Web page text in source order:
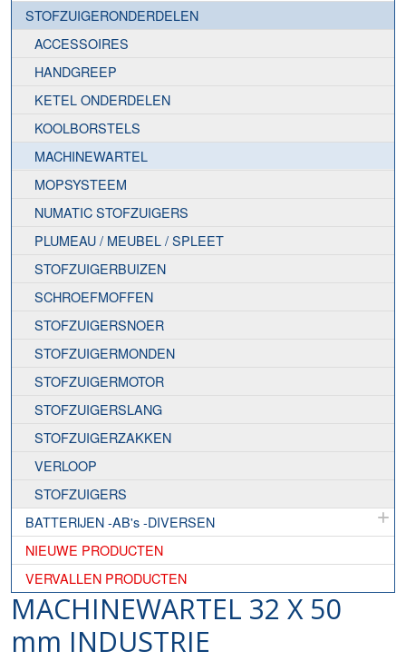
STOFZUIGERONDERDELEN
ACCESSOIRES
HANDGREEP
KETEL ONDERDELEN
KOOLBORSTELS
MACHINEWARTEL
MOPSYSTEEM
NUMATIC STOFZUIGERS
PLUMEAU / MEUBEL / SPLEET
STOFZUIGERBUIZEN
SCHROEFMOFFEN
STOFZUIGERSNOER
STOFZUIGERMONDEN
STOFZUIGERMOTOR
STOFZUIGERSLANG
STOFZUIGERZAKKEN
VERLOOP
STOFZUIGERS
BATTERIJEN -AB's -DIVERSEN
NIEUWE PRODUCTEN
VERVALLEN PRODUCTEN
MACHINEWARTEL 32 X 50
mm INDUSTRIE